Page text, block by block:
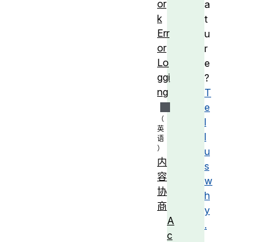
a
t
u
r
e
?
T
e
l
l
u
s
w
h
y
.
or
k
Err
or
Lo
ggi
ng
内
容
协
商
A
c